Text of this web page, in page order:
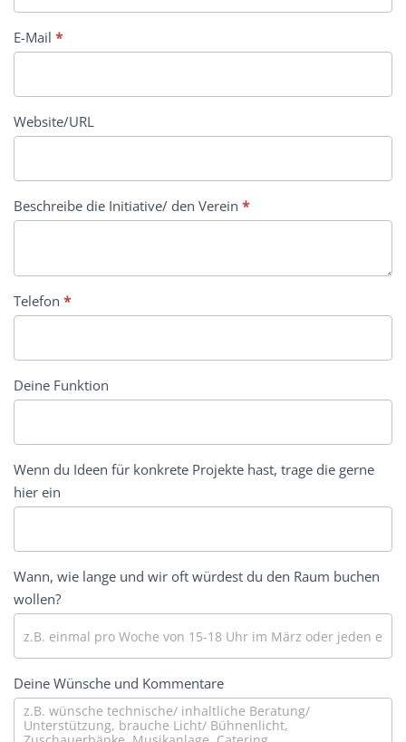
E-Mail *
Website/URL
Beschreibe die Initiative/ den Verein *
Telefon *
Deine Funktion
Wenn du Ideen für konkrete Projekte hast, trage die gerne
hier ein
Wann, wie lange und wir oft würdest du den Raum buchen
wollen?
Deine Wünsche und Kommentare